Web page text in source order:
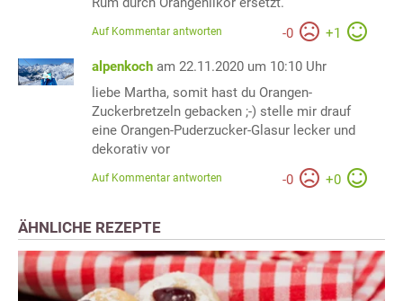
-0 +1
Auf Kommentar antworten
alpenkoch am 22.11.2020 um 10:10 Uhr
liebe Martha, somit hast du Orangen-
Zuckerbretzeln gebacken ;-) stelle mir drauf
eine Orangen-Puderzucker-Glasur lecker und
dekorativ vor
-0 +0
Auf Kommentar antworten
ÄHNLICHE REZEPTE